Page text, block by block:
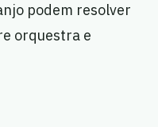
podem resolver
orquestra e